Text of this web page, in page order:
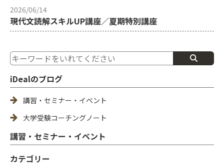
2026/06/14
現代文読解スキルUP講座／夏期特別講座
iDealのブログ
講習・セミナー・イベント
大学受験コーチングノート
講習・セミナー・イベント
カテゴリー